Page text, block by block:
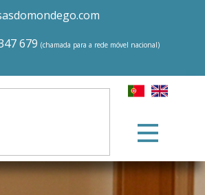
679 (chamada para a rede móvel nacional)